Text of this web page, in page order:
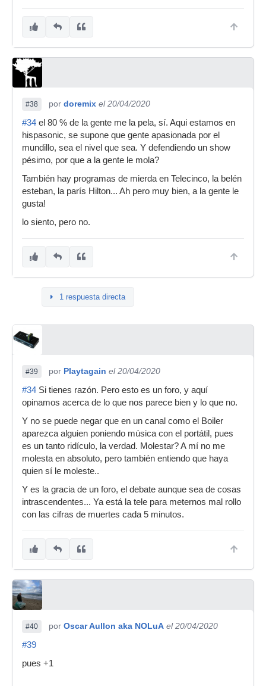
#38 por doremix el 20/04/2020
#34 el 80 % de la gente me la pela, sí. Aqui estamos en
hispasonic, se supone que gente apasionada por el
mundillo, sea el nivel que sea. Y defendiendo un show
pésimo, por que a la gente le mola?
También hay programas de mierda en Telecinco, la belén
esteban, la parís Hilton... Ah pero muy bien, a la gente le
gusta!
lo siento, pero no.
1 respuesta directa
#39 por Playtagain el 20/04/2020
#34 Si tienes razón. Pero esto es un foro, y aquí
opinamos acerca de lo que nos parece bien y lo que no.
Y no se puede negar que en un canal como el Boiler
aparezca alguien poniendo música con el portátil, pues
es un tanto ridículo, la verdad. Molestar? A mí no me
molesta en absoluto, pero también entiendo que haya
quien sí le moleste..
Y es la gracia de un foro, el debate aunque sea de cosas
intrascendentes... Ya está la tele para meternos mal rollo
con las cifras de muertes cada 5 minutos.
#40 por Oscar Aullon aka NOLuA el 20/04/2020
#39
pues +1